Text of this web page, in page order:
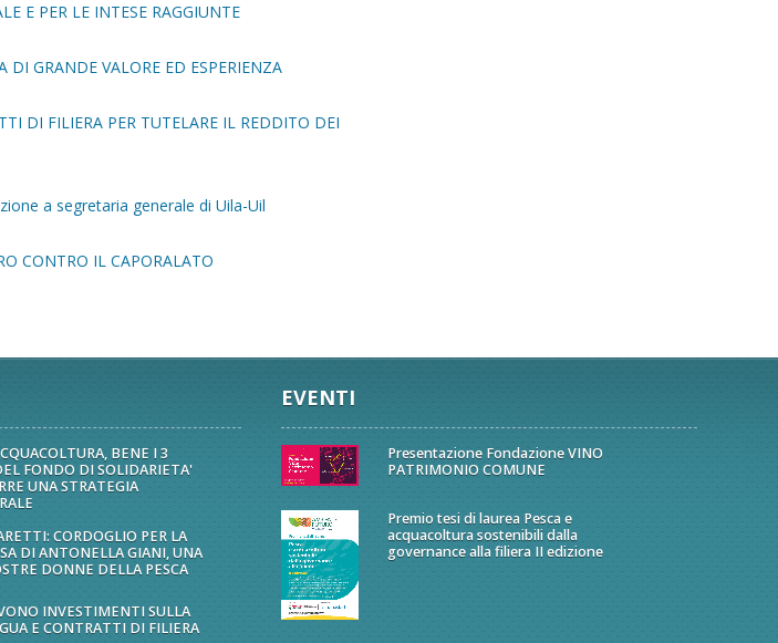
E PER LE INTESE RAGGIUNTE
GRANDE VALORE ED ESPERIENZA
DI FILIERA PER TUTELARE IL REDDITO DEI
a segretaria generale di Uila-Uil
CONTRO IL CAPORALATO
BENE I 3
FONDO DI SOLIDARIETA'
UNA STRATEGIA
CORDOGLIO PER LA
DI ANTONELLA GIANI, UNA
DONNE DELLA PESCA
INVESTIMENTI SULLA
E CONTRATTI DI FILIERA
EVENTI
Presentazione Fondazione VINO
PATRIMONIO COMUNE
Premio tesi di laurea Pesca e
acquacoltura sostenibili dalla
governance alla filiera II edizione